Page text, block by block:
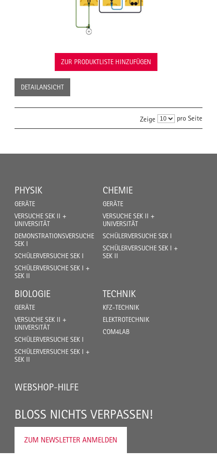
ZUR PRODUKTLISTE HINZUFÜGEN
DETAILANSICHT
Zeige pro Seite
PHYSIK
GERÄTE
VERSUCHE SEK II +
UNIVERSITÄT
DEMONSTRATIONSVERSUCHE
SEK I
SCHÜLERVERSUCHE SEK I
SCHÜLERVERSUCHE SEK I +
SEK II
CHEMIE
GERÄTE
VERSUCHE SEK II +
UNIVERSITÄT
SCHÜLERVERSUCHE SEK I
SCHÜLERVERSUCHE SEK I +
SEK II
BIOLOGIE
GERÄTE
VERSUCHE SEK II +
UNIVERSITÄT
SCHÜLERVERSUCHE SEK I
SCHÜLERVERSUCHE SEK I +
SEK II
TECHNIK
KFZ-TECHNIK
ELEKTROTECHNIK
COM4LAB
WEBSHOP-HILFE
BLOSS NICHTS VERPASSEN!
ZUM NEWSLETTER ANMELDEN